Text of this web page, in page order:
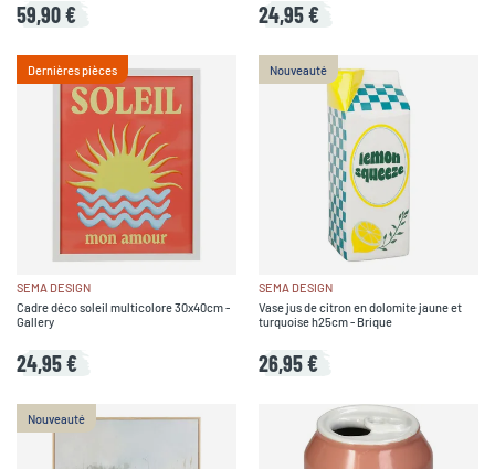
59,90 € 24,95 €
Dernières pièces
SEMA DESIGN
Cadre déco soleil multicolore 30x40cm -
Gallery
24,95 €
Nouveauté
SEMA DESIGN
Vase jus de citron en dolomite jaune et
turquoise h25cm - Brique
26,95 €
Nouveauté